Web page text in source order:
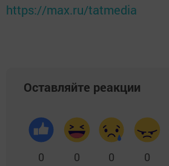
https://max.ru/tatmedia
Оставляйте реакции
0 0 0 0